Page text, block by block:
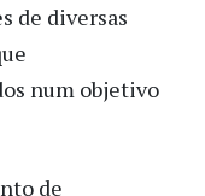
de diversas
num objetivo
de